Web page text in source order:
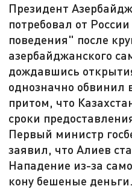
Президент
потребовал от
поведения" после
азербайджанского
дождавшись
однозначно обвинил
притом, что
сроки
Первый министр
заявил, что Алиев
Нападение из-за
кону бешеные деньги.